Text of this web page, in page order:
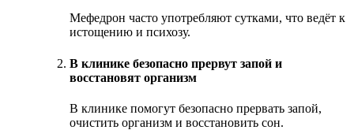
Мефедрон часто употребляют сутками, что ведёт к
истощению и психозу.
В клинике безопасно прервут запой и
восстановят организм
В клинике помогут безопасно прервать запой,
очистить организм и восстановить сон.